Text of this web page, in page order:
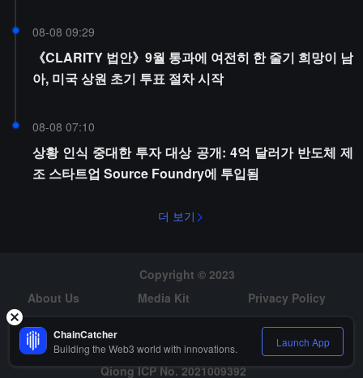
08-08 09:29
《CLARITY 법안》9월 통과에 여전히 한 줄기 희망이 남
아, 미국 상원 초기 투표 절차 시작
08-08 07:10
상황 인식 중대한 투자 대상 공개: 4억 달러가 반도체 제
조 스타트업 Source Foundry에 투입됨
더 보기
Copyright © 2023
About Us
Media Kit
Privacy Policy
Risk Warning
Hiring
Qiong ICP No. 2021009392
ChainCatcher
Building the Web3 world with innovations. Launch App